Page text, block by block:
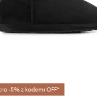
-5% z kodem: OFF*